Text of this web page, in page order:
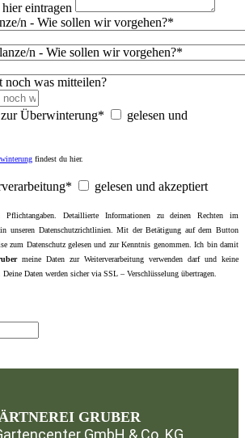
eintragen
n - Wie sollen wir vorgehen?*
n - Wie sollen wir vorgehen?*
noch was mitteilen?
Überwinterung*
gelesen und
findest du hier.
gelesen und akzeptiert
Detaillierte Informationen zu deinen Rechten im
unseren Datenschutzrichtlinien. Mit der Betätigung auf dem Button
zum Datenschutz gelesen und zur Kenntnis genommen. Ich bin damit
meine Daten zur Weiterverarbeitung verwenden darf und keine
Daten werden sicher via SSL – Verschlüsselung übertragen.
GRUBER